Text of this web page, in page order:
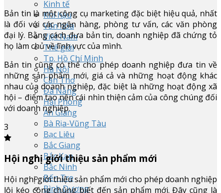
Kinh tế
Khí hậu
Văn hóa
Việt Nam
Thế giới
Tp. Hồ Chí Minh
Hà Nội
Cần Thơ
Đà Nẵng
Hải Phòng
An Giang
Bà Rịa-Vũng Tàu
Bạc Liêu
Bắc Giang
Bắc Kạn
Bắc Ninh
Bến Tre
Bình Dương
Bản tin là một công cụ marketing đặc biệt hiệu quả, nhất
là đối với các ngân hàng, phòng tư vấn, các văn phòng
đại lý. Bằng cách đưa bản tin, doanh nghiệp đã chứng tỏ
họ làm chủ về lĩnh vực của mình.
Bản tin cũng có thể cho phép doanh nghiệp đưa tin về
những sản phẩm mới, giá cả và những hoạt động khác
nhau của doanh nghiệp, đặc biệt là những hoạt động xã
hội – điểm tạo nên cái nhìn thiện cảm của công chúng đối
với doanh nghiệp.
3
Hội nghị giới thiệu sản phẩm mới
Hội nghị giới thiệu sản phẩm mới cho phép doanh nghiệp
lôi kéo công chúng biết đến sản phẩm mới. Đây cũng là